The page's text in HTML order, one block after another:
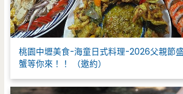
桃園中壢美食-海童日式料理-2026父親節
蟹等你來！！ （邀約）